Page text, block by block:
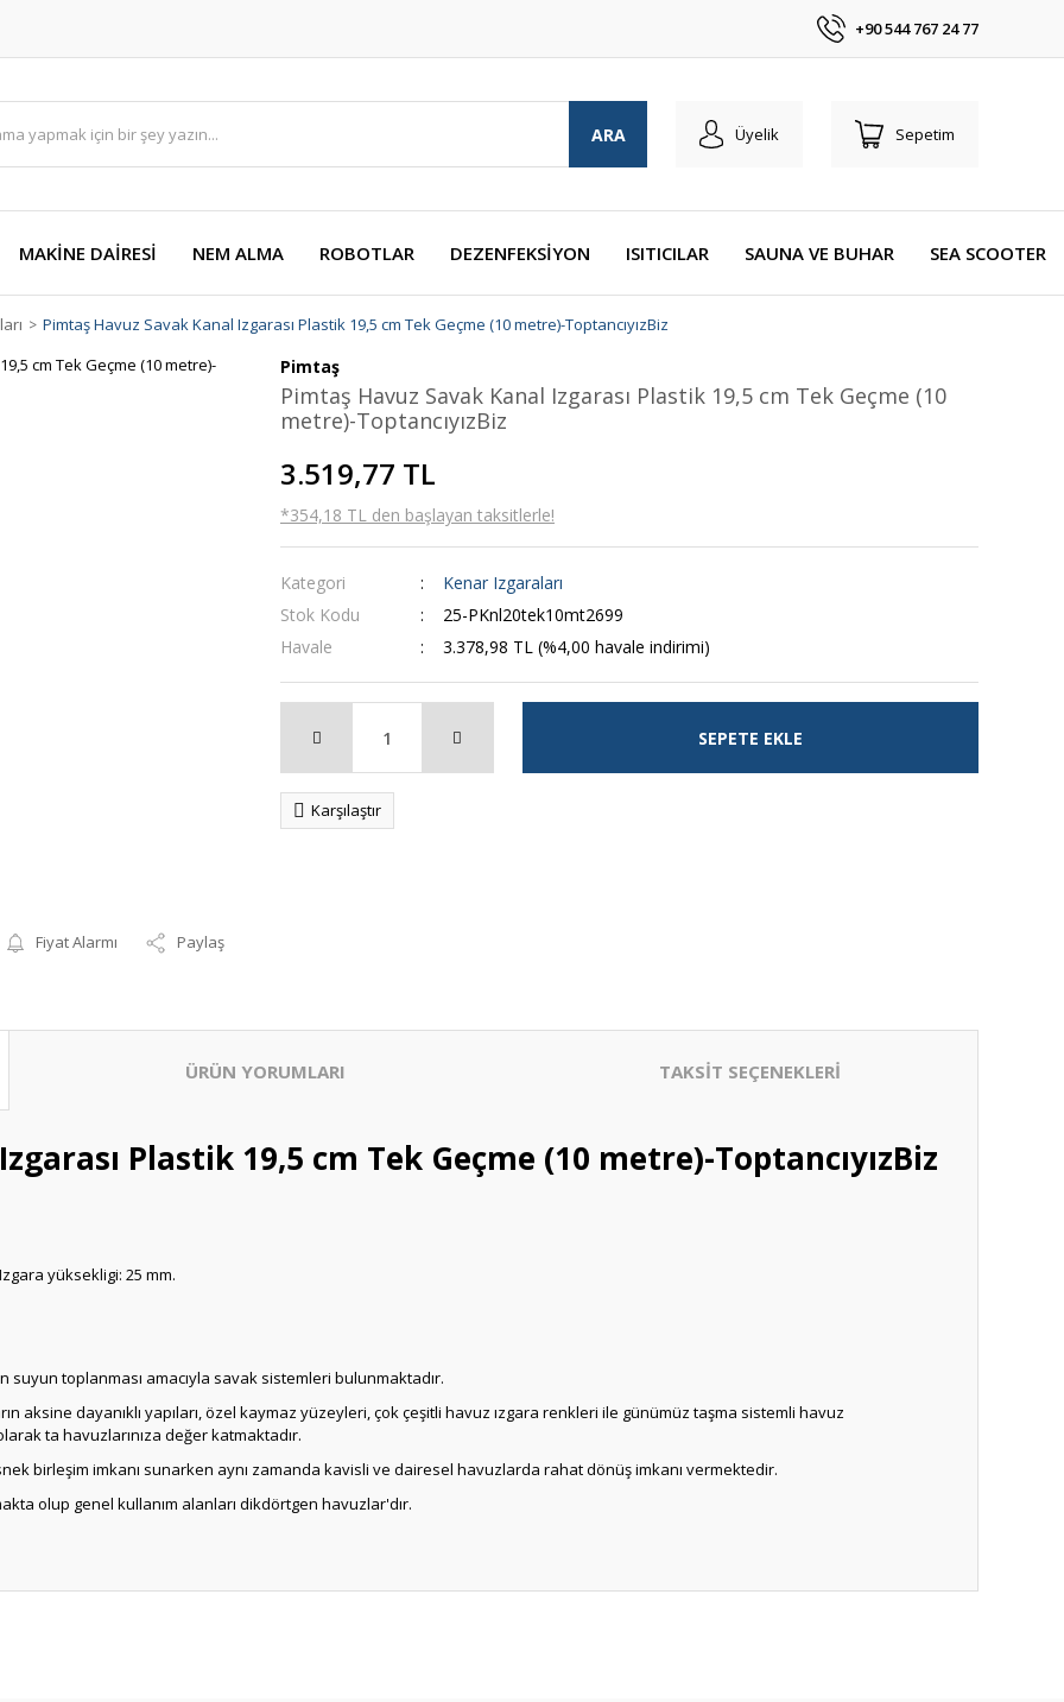
+90 544 767 24 77
ARA Üyelik Sepetim
MAKİNE DAİRESİ NEM ALMA ROBOTLAR DEZENFEKSİYON ISITICILAR SAUNA VE BUHAR SEA SCOOTER
Pimtaş Havuz Savak Kanal Izgarası Plastik 19,5 cm Tek Geçme (10 metre)-ToptancıyızBiz
Fiyat Alarmı Paylaş
Pimtaş
Pimtaş Havuz Savak Kanal Izgarası Plastik 19,5 cm Tek Geçme (10
metre)-ToptancıyızBiz
3.519,77 TL
*354,18 TL den başlayan taksitlerle!
Kategori
Kenar Izgaraları
Stok Kodu
25-PKnl20tek10mt2699
Havale
3.378,98 TL (%4,00 havale indirimi)
SEPETE EKLE
Karşılaştır
ÜRÜN YORUMLARI TAKSİT SEÇENEKLERİ
Plastik 19,5 cm Tek Geçme (10 metre)-ToptancıyızBiz
yüksekligi: 25 mm.
toplanması amacıyla savak sistemleri bulunmaktadır.
aksine dayanıklı yapıları, özel kaymaz yüzeyleri, çok çeşitli havuz ızgara renkleri ile günümüz taşma sistemli havuz
ta havuzlarınıza değer katmaktadır.
birleşim imkanı sunarken aynı zamanda kavisli ve dairesel havuzlarda rahat dönüş imkanı vermektedir.
olup genel kullanım alanları dikdörtgen havuzlar'dır.